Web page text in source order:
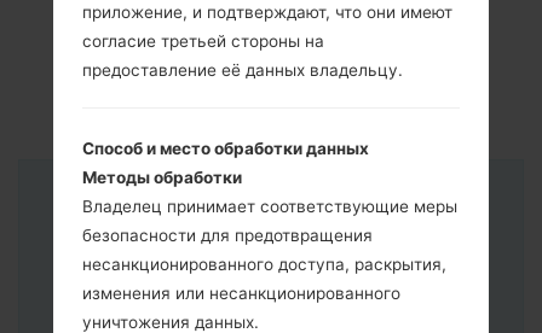
Инструкции
приложение, и подтверждают, что они имеют
согласие третьей стороны на
предоставление её данных владельцу.
Способ и место обработки данных
Методы обработки
Владелец принимает соответствующие меры
безопасности для предотвращения
несанкционированного доступа, раскрытия,
изменения или несанкционированного
уничтожения данных.